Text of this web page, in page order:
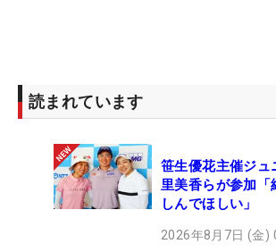
読まれています
笹生優花主催ジュ
里美香らが参加「
しんでほしい」
2026年8月7日 (金)